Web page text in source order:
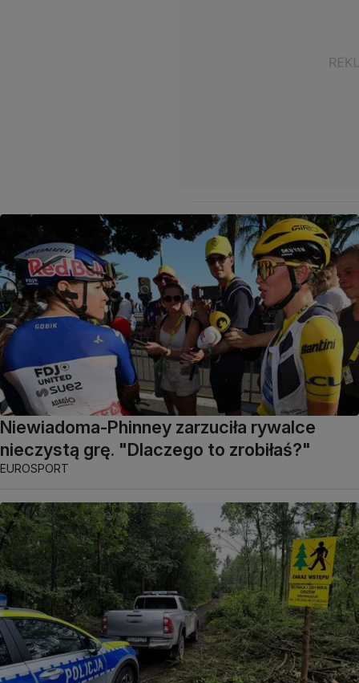
Niewiadoma-Phinney zarzuciła rywalce
nieczystą grę. "Dlaczego to zrobiłaś?"
EUROSPORT